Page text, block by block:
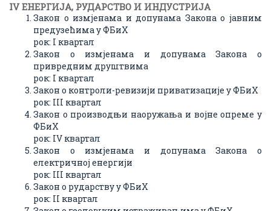
IV ЕНЕРГИЈA, РУДAРСТВО И ИНДУСТРИЈA
Закон о измјенама и допунама Закона о јавним
предузећима у ФБиХ
рок: I квартал
Закон о измјенама и допунама Закона о
привредним друштвима
рок: I квартал
Закон о контроли-ревизији приватизације у ФБиХ
рок: III квартал
Закон о производњи наоружања и војне опреме у
ФБиХ
рок: IV квартал
Закон о измјенама и допунама Закона о
електричној енергији
рок: III квартал
Закон о рударству у ФБиХ
рок: II квартал